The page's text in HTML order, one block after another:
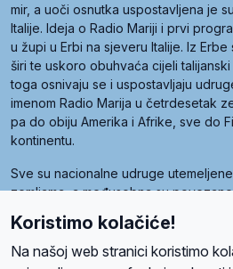
mir, a uoči osnutka uspostavljena je
Italije. Ideja o Radio Mariji i prvi
u župi u Erbi na sjeveru Italije. Iz
širi te uskoro obuhvaća cijeli
toga osnivaju se i uspostavljaju
imenom Radio Marija u četrdesetak
pa do obiju Amerika i Afrike, sve do
kontinentu.
Sve su nacionalne udruge
zemljama, a međusobna su
Radio Maria). Svjetsku obitelj
kojima je i hrvatska Udruga Radio
Koristimo kolačiće!
Na našoj web stranici koristimo